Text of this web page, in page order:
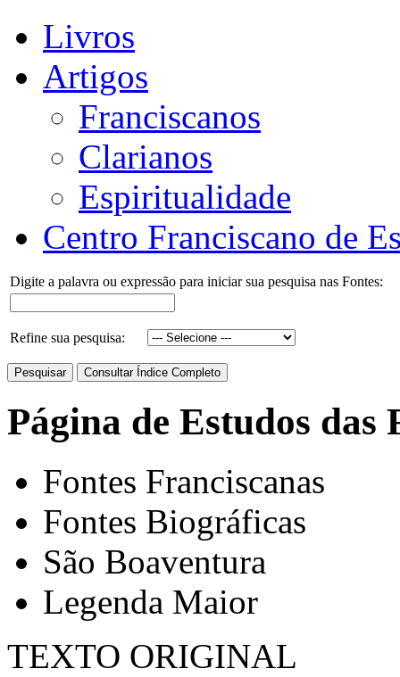
Livros
Artigos
Franciscanos
Clarianos
Espiritualidade
Centro Franciscano de
Digite a palavra ou expressão para iniciar sua pesquisa nas Fontes:
Refine sua pesquisa:
Página de Estudos das
Fontes Franciscanas
Fontes Biográficas
São Boaventura
Legenda Maior
TEXTO ORIGINAL